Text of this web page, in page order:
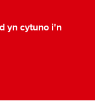
yn cytuno i'n